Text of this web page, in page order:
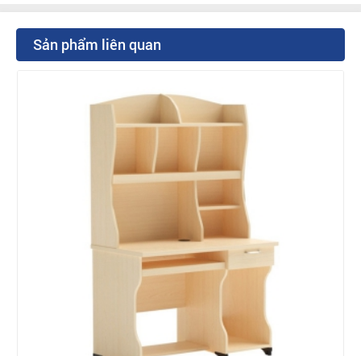
Sản phẩm liên quan